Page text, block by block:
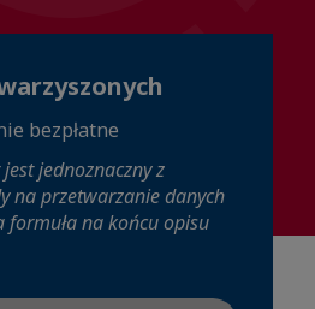
bezpłatne
jednoznaczny z
na przetwarzanie danych
formuła na końcu opisu